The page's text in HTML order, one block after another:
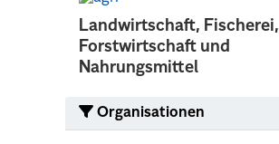
Landwirtschaft, Fischerei,
Forstwirtschaft und
Nahrungsmittel
Organisationen